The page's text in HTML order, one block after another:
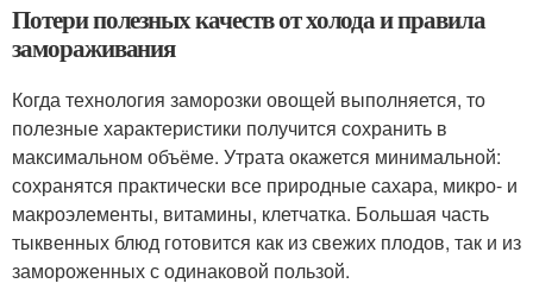
Потери полезных качеств от холода и правила
замораживания
Когда технология заморозки овощей выполняется, то
полезные характеристики получится сохранить в
максимальном объёме. Утрата окажется минимальной:
сохранятся практически все природные сахара, микро- и
макроэлементы, витамины, клетчатка. Большая часть
тыквенных блюд готовится как из свежих плодов, так и из
замороженных с одинаковой пользой.